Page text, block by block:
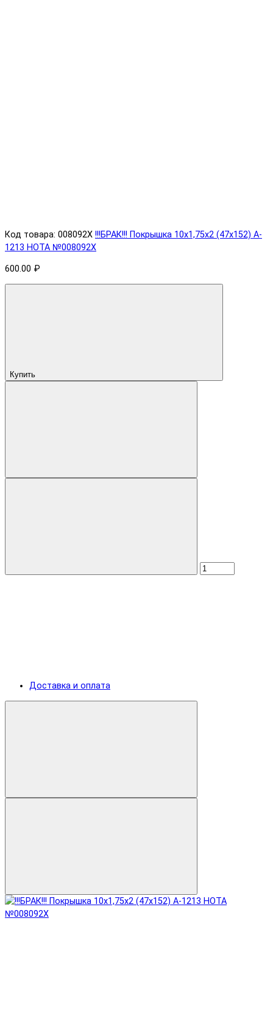
Код товара: 008092X !!!БРАК!!! Покрышка 10х1,75х2 (47x152) A-
1213 HOTA №008092X
600.00 ₽
Купить
Доставка и оплата